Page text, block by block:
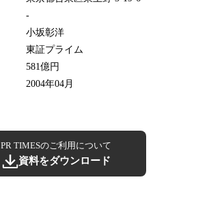
-
小坂彰洋
東証プライム
581億円
2004年04月
PR TIMESのご利用について
資料をダウンロード